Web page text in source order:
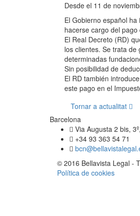
Desde el 11 de
El Gobierno español
hacerse cargo del
El Real Decreto (RD)
los clientes. Se trata
determinadas
Sin posibilidad de
El RD también
este pago en el
Tornar a actualitat
Barcelona
Via Augusta 2 bis,
+34 93 363 54 71
© 2016 Bellavista Legal -
Política de cookies